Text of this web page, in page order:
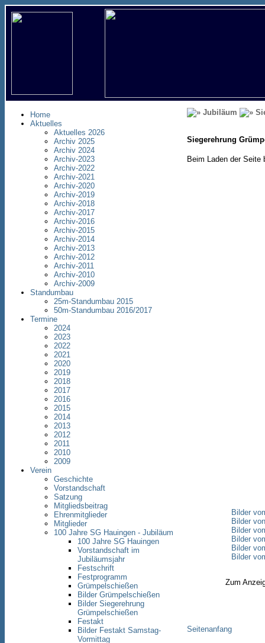
Home
Aktuelles
Aktuelles 2026
Archiv 2025
Archiv 2024
Archiv-2023
Archiv-2022
Archiv-2021
Archiv-2020
Archiv-2019
Archiv-2018
Archiv-2017
Archiv-2016
Archiv-2015
Archiv-2014
Archiv-2013
Archiv-2012
Archiv-2011
Archiv-2010
Archiv-2009
Standumbau
25m-Standumbau 2015
50m-Standumbau 2016/2017
Termine
2024
2023
2022
2021
2020
2019
2018
2017
2016
2015
2014
2013
2012
2011
2010
2009
Verein
Geschichte
Vorstandschaft
Satzung
Mitgliedsbeitrag
Ehrenmitglieder
Mitglieder
100 Jahre SG Hauingen - Jubiläum
100 Jahre SG Hauingen
Vorstandschaft im
Jubiläumsjahr
Festschrift
Festprogramm
Grümpelschießen
Bilder Grümpelschießen
Bilder Siegerehrung
Grümpelschießen
Festakt
Bilder Festakt Samstag-
Vormittag
Jubiläum
Siegerehrung
Beim Laden der Seite
Bilder
Bilder
Bilder
Bilder
Bilder
Bilder
Zum
Seitenanfang